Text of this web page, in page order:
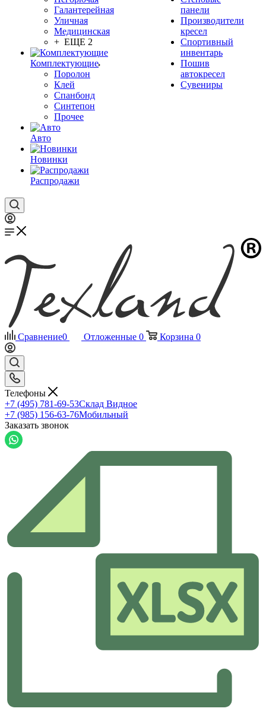
Галантерейная
Уличная
Медицинская
+ ЕЩЕ 2
Комплектующие
Поролон
Клей
Спанбонд
Синтепон
Прочее
Авто
Новинки
Распродажи
панели
Производители
кресел
Спортивный
инвентарь
Пошив
автокресел
Сувениры
Сравнение0 Отложенные 0 Корзина 0
Телефоны
+7 (495) 781-69-53Склад Видное
+7 (985) 156-63-76Мобильный
Заказать звонок